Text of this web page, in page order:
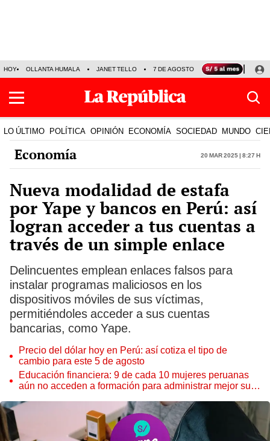
HOY OLLANTA HUMALA JANET TELLO 7 DE AGOSTO TINKA RESULTADOS
LO ÚLTIMO POLÍTICA OPINIÓN ECONOMÍA SOCIEDAD MUNDO
Economía 20 Mar 2025 | 8:27 h
Nueva modalidad de estafa
por Yape y bancos en Perú: así
logran acceder a tus cuentas a
través de un simple enlace
Delincuentes emplean enlaces falsos para
instalar programas maliciosos en los
dispositivos móviles de sus víctimas,
permitiéndoles acceder a sus cuentas
bancarias, como Yape.
Precio del dólar hoy en Perú: así cotiza el tipo de
cambio para este 5 de agosto
Educación financiera: 9 de cada 10 mujeres peruanas
aún no acceden a formación para administrar mejor su